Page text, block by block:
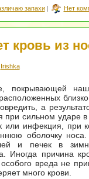
запахи| Нет
кровь из
Irishka
покрывающей
а
при сильном ударе
или инфекция, при
оболочку
и печек в
Иногда причина
вреда не
много крови.